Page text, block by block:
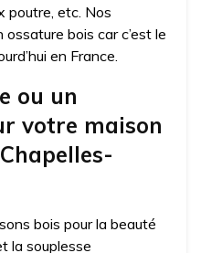
poutre, etc. Nos
bois car c’est le
en France.
ou un
votre maison
bois pour la beauté
la souplesse